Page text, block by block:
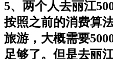
5、两个人去丽江
按照之前的消费算
旅游，大概需要
足够了。但是去丽